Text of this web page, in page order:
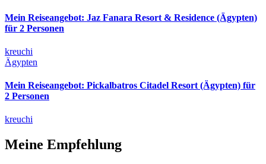
Mein Reiseangebot: Jaz Fanara Resort & Residence (Ägypten)
für 2 Personen
kreuchi
Ägypten
Mein Reiseangebot: Pickalbatros Citadel Resort (Ägypten) für
2 Personen
kreuchi
Meine Empfehlung